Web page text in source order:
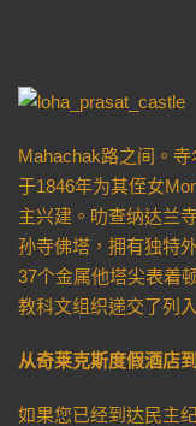
Mahachak路之间。
于1846年为其侄女
主兴建。叻查纳达兰
孙寺佛塔，拥有独特
37个金属他塔尖表着
教科文组织递交了列
从奇莱克斯度假酒店
如果您已经到达民主